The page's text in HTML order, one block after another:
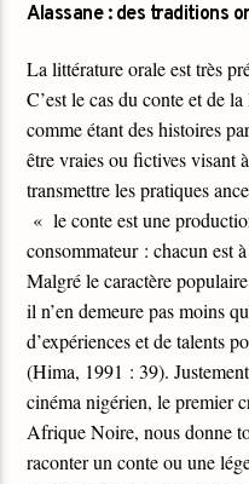
Alassane : des traditions
La littérature orale est très
C’est le cas du conte et de
comme étant des histoires
être vraies ou fictives visant
transmettre les pratiques
« le conte est une
consommateur : chacun est
Malgré le caractère
il n’en demeure pas moins
d’expériences et de talents
(Hima, 1991 : 39).
cinéma nigérien, le premier
Afrique Noire, nous donne
raconter un conte ou une